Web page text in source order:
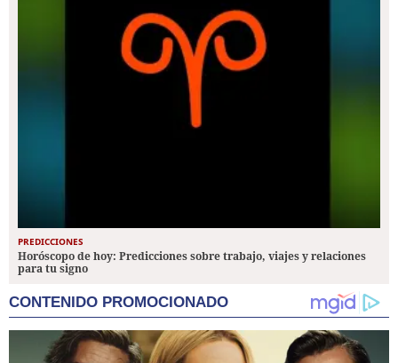
PREDICCIONES
Horóscopo de hoy: Predicciones sobre trabajo, viajes y relaciones
para tu signo
CONTENIDO PROMOCIONADO